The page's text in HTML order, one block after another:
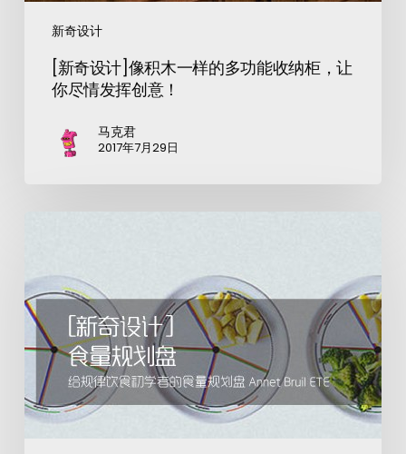
新奇设计
[新奇设计]像积木一样的多功能收纳柜，让
你尽情发挥创意！
马克君
2017年7月29日